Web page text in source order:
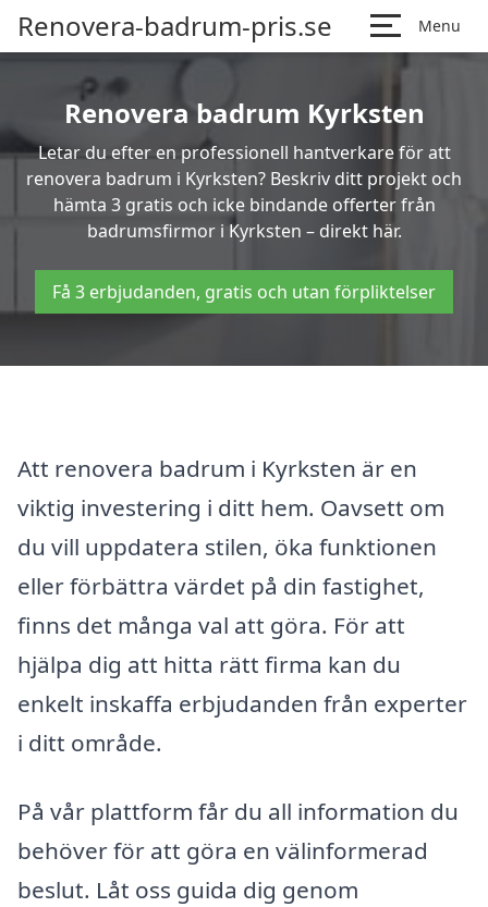
Renovera-badrum-pris.se Menu
Renovera badrum Kyrksten
Letar du efter en professionell hantverkare för att
renovera badrum i Kyrksten? Beskriv ditt projekt och
hämta 3 gratis och icke bindande offerter från
badrumsfirmor i Kyrksten – direkt här.
Få 3 erbjudanden, gratis och utan förpliktelser
Att renovera badrum i Kyrksten är en
viktig investering i ditt hem. Oavsett om
du vill uppdatera stilen, öka funktionen
eller förbättra värdet på din fastighet,
finns det många val att göra. För att
hjälpa dig att hitta rätt firma kan du
enkelt inskaffa erbjudanden från experter
i ditt område.
På vår plattform får du all information du
behöver för att göra en välinformerad
beslut. Låt oss guida dig genom